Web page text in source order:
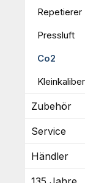
Repetierer
Pressluft
Co2
Kleinkaliber
Zubehör
Service
Händler